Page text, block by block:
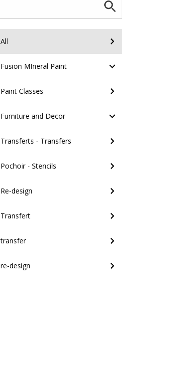
All
Fusion MIneral Paint
Paint Classes
Furniture and Decor
Transferts - Transfers
Pochoir - Stencils
Re-design
Transfert
transfer
re-design